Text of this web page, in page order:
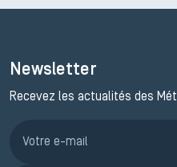
Newsletter
Recevez les actualités des